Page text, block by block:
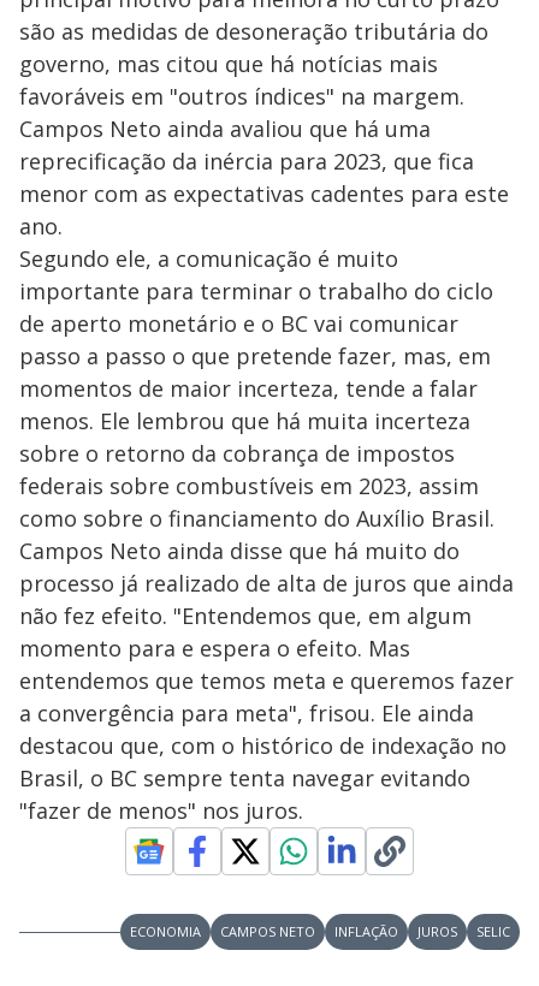
são as medidas de desoneração tributária do
governo, mas citou que há notícias mais
favoráveis em "outros índices" na margem.
Campos Neto ainda avaliou que há uma
reprecificação da inércia para 2023, que fica
menor com as expectativas cadentes para este
ano.
Segundo ele, a comunicação é muito
importante para terminar o trabalho do ciclo
de aperto monetário e o BC vai comunicar
passo a passo o que pretende fazer, mas, em
momentos de maior incerteza, tende a falar
menos. Ele lembrou que há muita incerteza
sobre o retorno da cobrança de impostos
federais sobre combustíveis em 2023, assim
como sobre o financiamento do Auxílio Brasil.
Campos Neto ainda disse que há muito do
processo já realizado de alta de juros que ainda
não fez efeito. "Entendemos que, em algum
momento para e espera o efeito. Mas
entendemos que temos meta e queremos fazer
a convergência para meta", frisou. Ele ainda
destacou que, com o histórico de indexação no
Brasil, o BC sempre tenta navegar evitando
"fazer de menos" nos juros.
ECONOMIA CAMPOS NETO INFLAÇÃO JUROS SELIC